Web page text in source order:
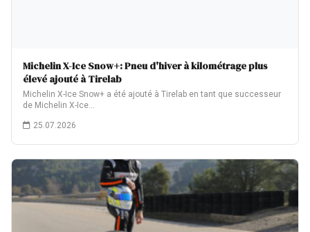
Michelin X-Ice Snow+: Pneu d'hiver à kilométrage plus
élevé ajouté à Tirelab
Michelin X-Ice Snow+ a été ajouté à Tirelab en tant que successeur
de Michelin X-Ice…
25.07.2026